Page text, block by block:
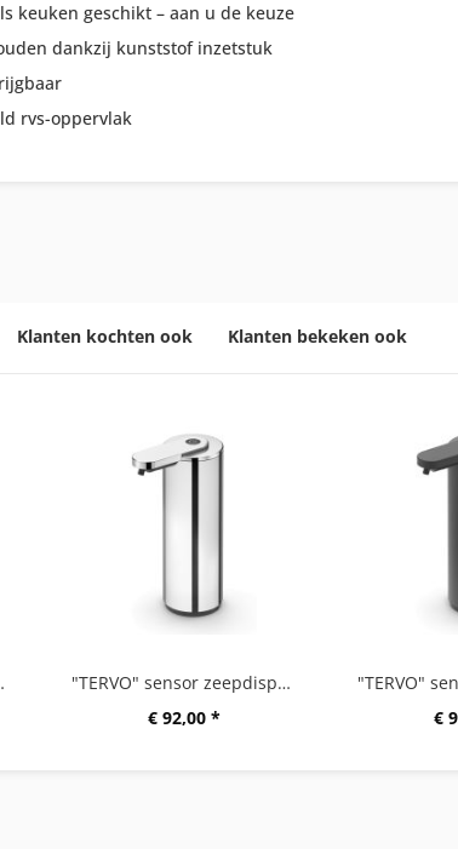
keuken geschikt – aan u de keuze
dankzij kunststof inzetstuk
rvs-oppervlak
Klanten kochten ook Klanten bekeken ook
geborsteld
"TERVO" sensor zeepdispenser, hoogglans
€ 92,00 *
€